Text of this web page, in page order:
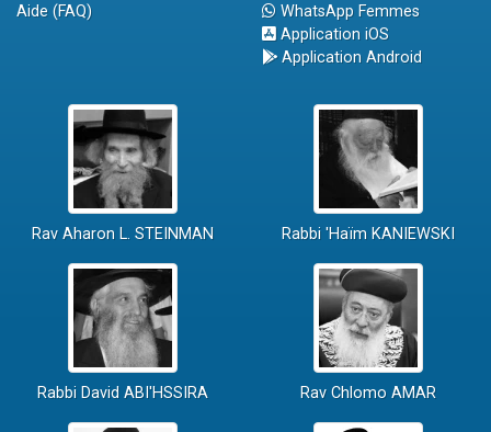
Aide (FAQ)
WhatsApp Femmes
Application iOS
Application Android
Rav Aharon L. STEINMAN Rabbi 'Haïm KANIEWSKI
Rabbi David ABI'HSSIRA Rav Chlomo AMAR